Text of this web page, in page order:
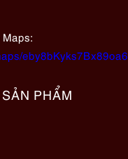
eby8bKyks7Bx89oa6
PHẨM